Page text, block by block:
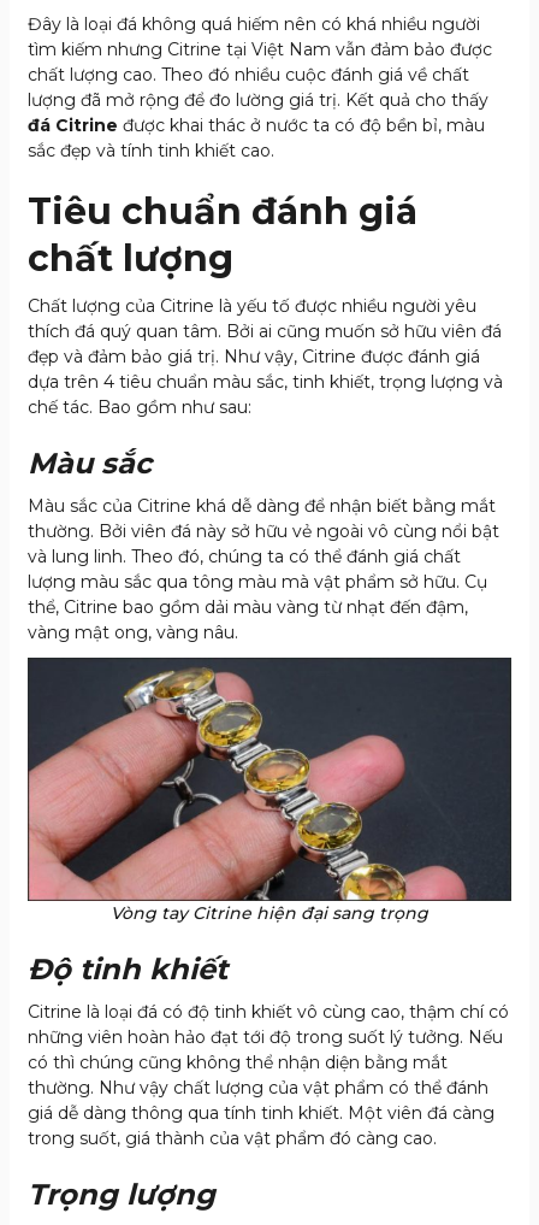
Đây là loại đá không quá hiếm nên có khá nhiều người
tìm kiếm nhưng Citrine tại Việt Nam vẫn đảm bảo được
chất lượng cao. Theo đó nhiều cuộc đánh giá về chất
lượng đã mở rộng để đo lường giá trị. Kết quả cho thấy
đá Citrine được khai thác ở nước ta có độ bền bỉ, màu
sắc đẹp và tính tinh khiết cao.
Tiêu chuẩn đánh giá
chất lượng
Chất lượng của Citrine là yếu tố được nhiều người yêu
thích đá quý quan tâm. Bởi ai cũng muốn sở hữu viên đá
đẹp và đảm bảo giá trị. Như vậy, Citrine được đánh giá
dựa trên 4 tiêu chuẩn màu sắc, tinh khiết, trọng lượng và
chế tác. Bao gồm như sau:
Màu sắc
Màu sắc của Citrine khá dễ dàng để nhận biết bằng mắt
thường. Bởi viên đá này sở hữu vẻ ngoài vô cùng nổi bật
và lung linh. Theo đó, chúng ta có thể đánh giá chất
lượng màu sắc qua tông màu mà vật phẩm sở hữu. Cụ
thể, Citrine bao gồm dải màu vàng từ nhạt đến đậm,
vàng mật ong, vàng nâu.
Vòng tay Citrine hiện đại sang trọng
Độ tinh khiết
Citrine là loại đá có độ tinh khiết vô cùng cao, thậm chí có
những viên hoàn hảo đạt tới độ trong suốt lý tưởng. Nếu
có thì chúng cũng không thể nhận diện bằng mắt
thường. Như vậy chất lượng của vật phẩm có thể đánh
giá dễ dàng thông qua tính tinh khiết. Một viên đá càng
trong suốt, giá thành của vật phẩm đó càng cao.
Trọng lượng